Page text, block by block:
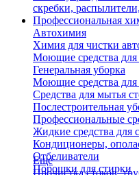
скребки,
Профессиональная
Автохимия
Химия для чистки
Моющие средства для
Генеральная уборка
Моющие средства
Средства для мытья
Послестроительная
Профессиональные
Жидкие средства для
Кондиционеры,
Отбеливатели
Порошки для стирки
Еще
Прочистка стоков,